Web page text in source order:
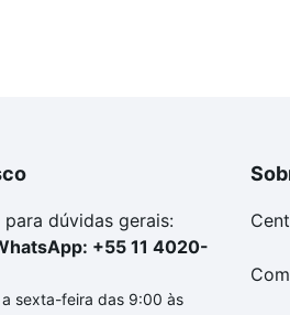
dúvidas gerais:
+55 11 4020-
sexta-feira das 9:00 às